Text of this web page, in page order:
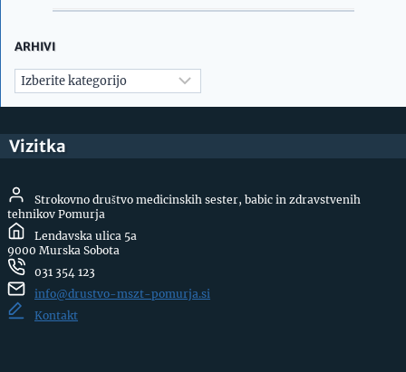
ARHIVI
Arhivi
Vizitka
Strokovno društvo medicinskih sester, babic in zdravstvenih
tehnikov Pomurja
Lendavska ulica 5a
9000 Murska Sobota
031 354 123
info@drustvo-mszt-pomurja.si
Kontakt